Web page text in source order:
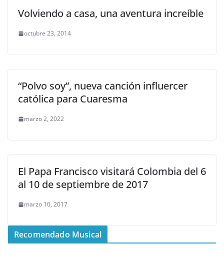
Volviendo a casa, una aventura increíble
octubre 23, 2014
“Polvo soy”, nueva canción influercer
católica para Cuaresma
marzo 2, 2022
El Papa Francisco visitará Colombia del 6
al 10 de septiembre de 2017
marzo 10, 2017
Recomendado Musical